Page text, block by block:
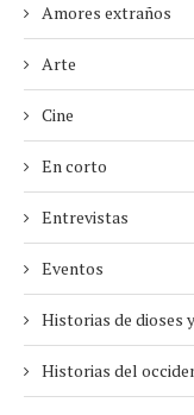
Amores extraños
Arte
Cine
En corto
Entrevistas
Eventos
Historias de dioses
Historias del